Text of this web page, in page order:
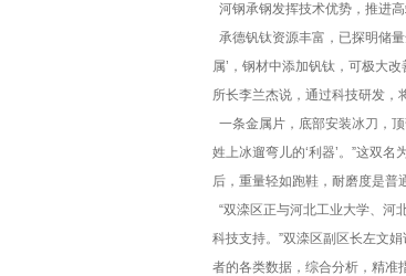
河钢承钢发挥技术优势，推进
承德钒钛资源丰富，已探明储
属’，钢材中添加钒钛，可极大
所长李兰杰说，通过科技研发，
一条金属片，底部安装冰刀，
姓上冰遛弯儿的‘利器’。”这双
后，重量轻如跑鞋，耐磨度是普
“双滦区正与河北工业大学、河
科技支持。”双滦区副区长左文
者的各类数据，综合分析，精准